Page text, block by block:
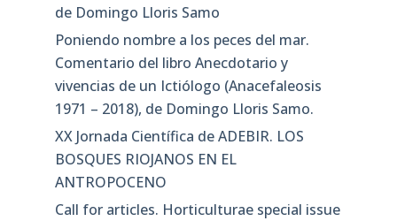
de Domingo Lloris Samo
Poniendo nombre a los peces del mar.
Comentario del libro Anecdotario y
vivencias de un Ictiólogo (Anacefaleosis
1971 – 2018), de Domingo Lloris Samo.
XX Jornada Científica de ADEBIR. LOS
BOSQUES RIOJANOS EN EL
ANTROPOCENO
Call for articles. Horticulturae special issue